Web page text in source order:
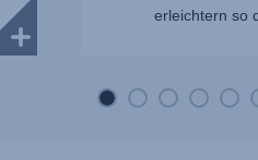
erleichtern so